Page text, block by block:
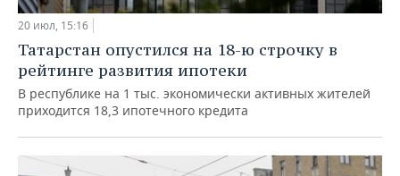
20 июл, 15:16
Татарстан опустился на 18-ю строчку в
рейтинге развития ипотеки
В республике на 1 тыс. экономически активных жителей
приходится 18,3 ипотечного кредита